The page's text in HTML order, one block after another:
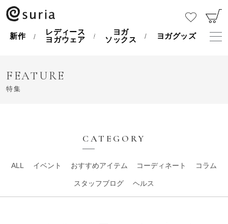
新作
レディース
ヨガウェア
ヨガ
ソックス
ヨガグッズ
FEATURE
特集
CATEGORY
ALL イベント おすすめアイテム コーディネート コラム
スタッフブログ ヘルス